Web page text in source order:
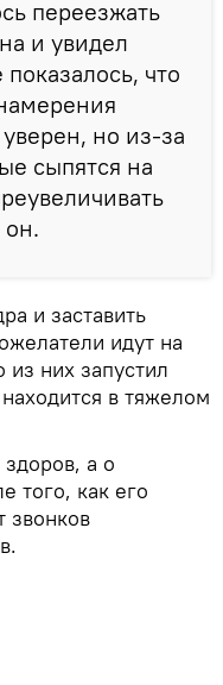
переезжать
и увидел
что
но из-за
сыпятся на
и заставить
идут на
них запустил
в тяжелом
а о
того, как его
звонков